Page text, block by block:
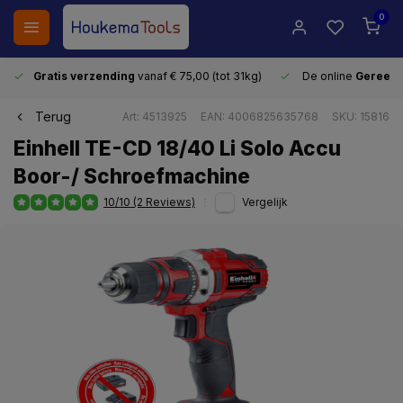
0
Gratis verzending vanaf € 75,00 (tot 31kg) De online
Terug Art: 4513925 EAN: 4006825635768 SKU: 15816
Einhell TE-CD 18/40 Li Solo Accu
Boor-/ Schroefmachine
10/10 (2 Reviews) Vergelijk